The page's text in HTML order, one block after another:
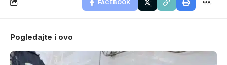
FACEBOOK
Pogledajte i ovo